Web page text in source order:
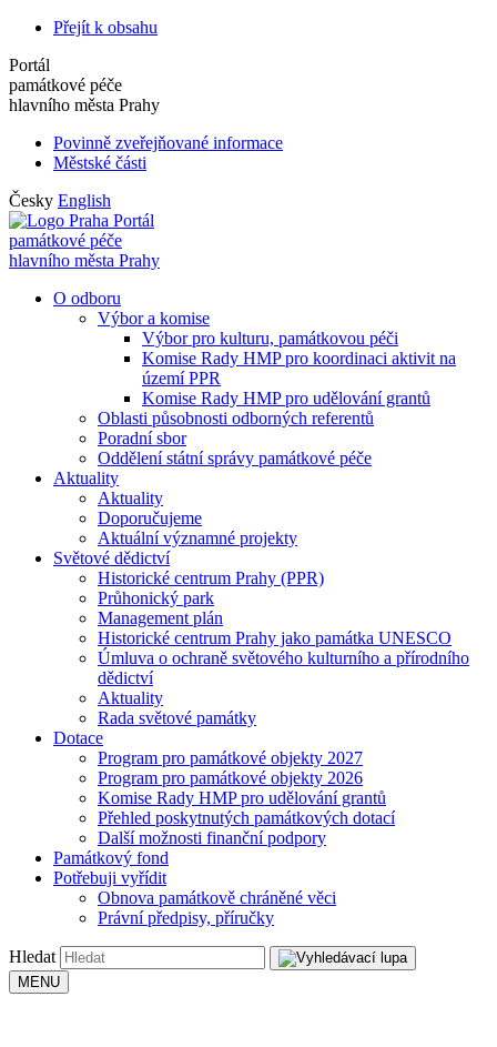
Přejít k obsahu
Portál
památkové péče
hlavního města Prahy
Povinně zveřejňované informace
Městské části
Česky English
Portál
památkové péče
hlavního města Prahy
O odboru
Výbor a komise
Výbor pro kulturu, památkovou péči
Komise Rady HMP pro koordinaci aktivit na
území PPR
Komise Rady HMP pro udělování grantů
Oblasti působnosti odborných referentů
Poradní sbor
Oddělení státní správy památkové péče
Aktuality
Aktuality
Doporučujeme
Aktuální významné projekty
Světové dědictví
Historické centrum Prahy (PPR)
Průhonický park
Management plán
Historické centrum Prahy jako památka UNESCO
Úmluva o ochraně světového kulturního a přírodního
dědictví
Aktuality
Rada světové památky
Dotace
Program pro památkové objekty 2027
Program pro památkové objekty 2026
Komise Rady HMP pro udělování grantů
Přehled poskytnutých památkových dotací
Další možnosti finanční podpory
Památkový fond
Potřebuji vyřídit
Obnova památkově chráněné věci
Právní předpisy, příručky
Hledat
MENU